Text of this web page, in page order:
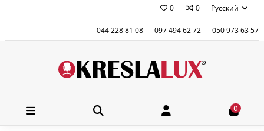
0 0 Русский
044 228 81 08 097 494 62 72 050 973 63 57
0